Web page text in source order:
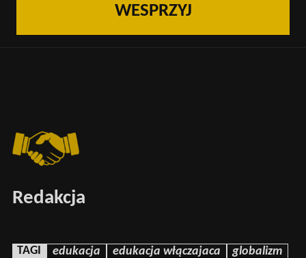
WESPRZYJ
Redakcja
TAGI edukacja edukacja włączajaca globalizm